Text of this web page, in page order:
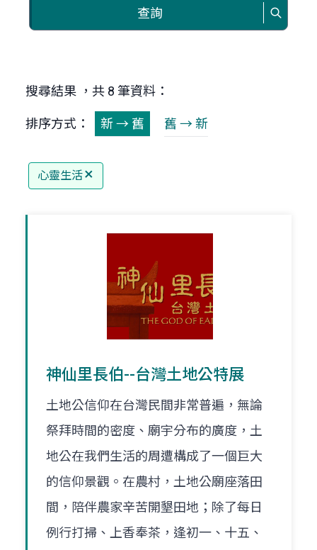
查詢
搜尋結果 ，共 8 筆資料：
排序方式： 新 → 舊 舊 → 新
心靈生活
神仙里長伯--台灣土地公特展
土地公信仰在台灣民間非常普遍，無論
祭拜時間的密度、廟宇分布的廣度，土
地公在我們生活的周遭構成了一個巨大
的信仰景觀。在農村，土地公廟座落田
間，陪伴農家辛苦開墾田地；除了每日
例行打掃、上香奉茶，逢初一、十五、